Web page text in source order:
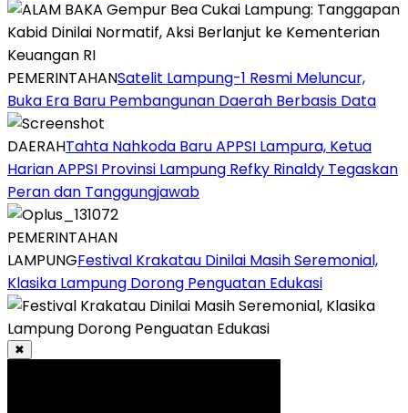
PEMERINTAHANSatelit Lampung-1 Resmi Meluncur,
Buka Era Baru Pembangunan Daerah Berbasis Data
DAERAHTahta Nahkoda Baru APPSI Lampura, Ketua
Harian APPSI Provinsi Lampung Refky Rinaldy Tegaskan
Peran dan Tanggungjawab
PEMERINTAHAN
LAMPUNGFestival Krakatau Dinilai Masih Seremonial,
Klasika Lampung Dorong Penguatan Edukasi
✖